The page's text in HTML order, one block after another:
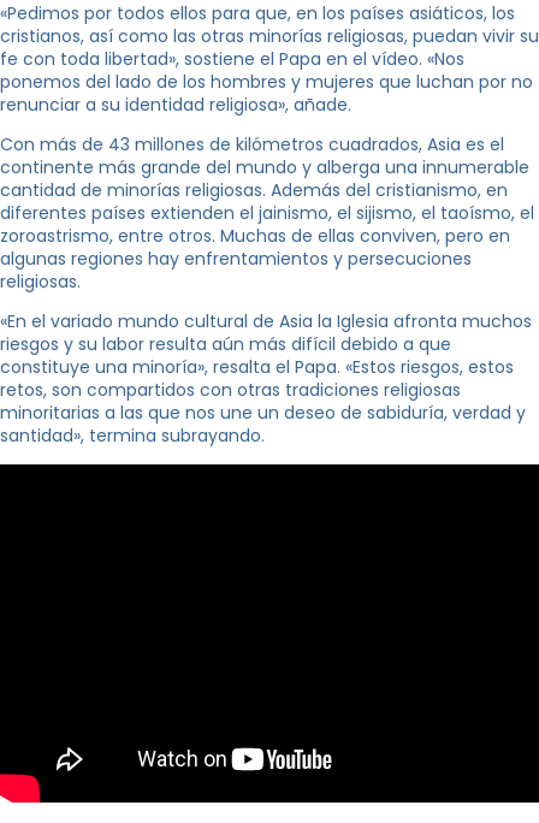
«Pedimos por todos ellos para que, en los países asiáticos, los
cristianos, así como las otras minorías religiosas, puedan vivir su
fe con toda libertad», sostiene el Papa en el vídeo. «Nos
ponemos del lado de los hombres y mujeres que luchan por no
renunciar a su identidad religiosa», añade.
Con más de 43 millones de kilómetros cuadrados, Asia es el
continente más grande del mundo y alberga una innumerable
cantidad de minorías religiosas. Además del cristianismo, en
diferentes países extienden el jainismo, el sijismo, el taoísmo, el
zoroastrismo, entre otros. Muchas de ellas conviven, pero en
algunas regiones hay enfrentamientos y persecuciones
religiosas.
«En el variado mundo cultural de Asia la Iglesia afronta muchos
riesgos y su labor resulta aún más difícil debido a que
constituye una minoría», resalta el Papa. «Estos riesgos, estos
retos, son compartidos con otras tradiciones religiosas
minoritarias a las que nos une un deseo de sabiduría, verdad y
santidad», termina subrayando.